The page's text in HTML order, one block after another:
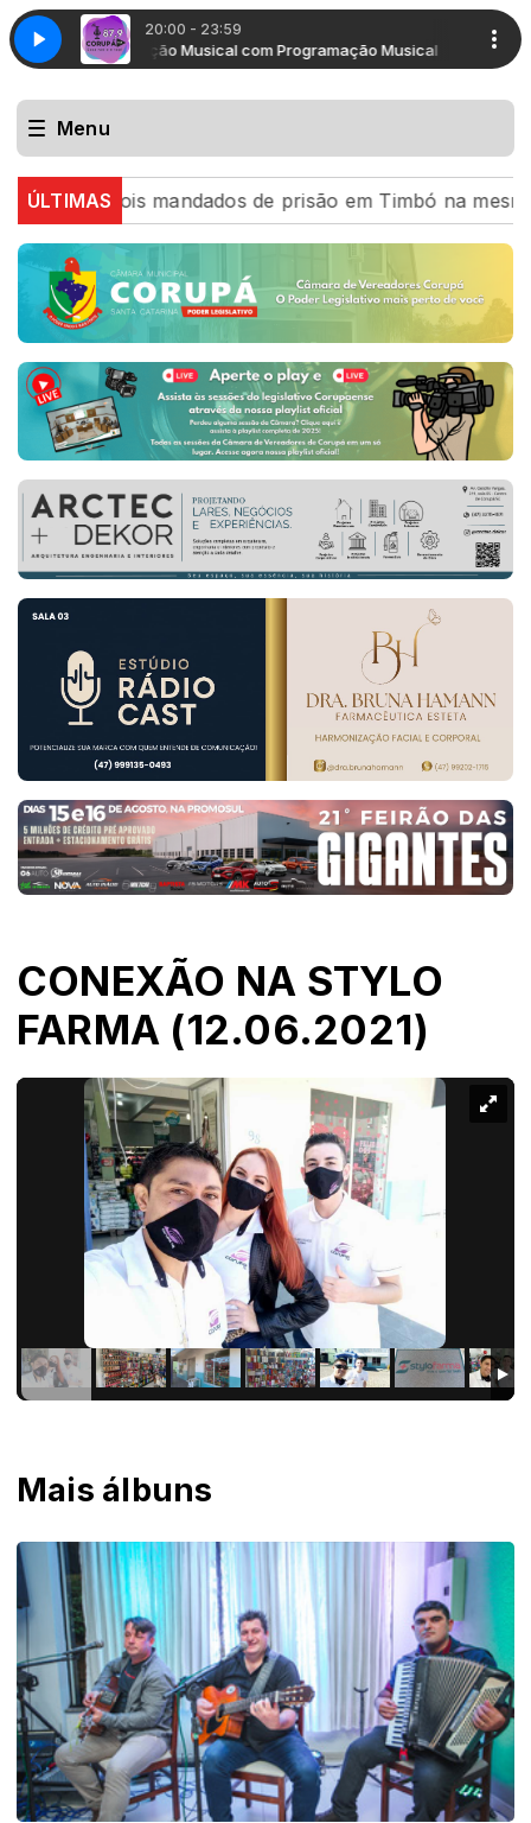
20:00 - 23:59
Programação Musical com Programação Musical
Menu
ÚLTIMAS
dois mandados de prisão em Timbó na mesma tarde
CONEXÃO NA STYLO
FARMA (12.06.2021)
Mais álbuns